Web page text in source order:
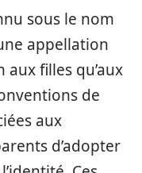
sous le nom
appellation
filles qu’aux
de
aux
d’adopter